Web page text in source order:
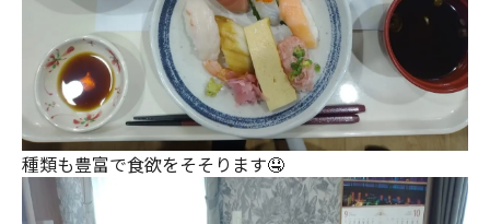
種類も豊富で食欲をそそります🤤